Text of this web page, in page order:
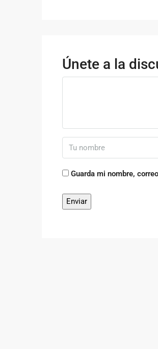
Únete a la
Guarda mi nombre,